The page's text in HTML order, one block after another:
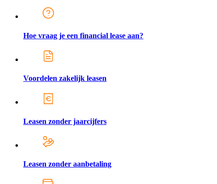
Hoe vraag je een financial lease aan?
Voordelen zakelijk leasen
Leasen zonder jaarcijfers
Leasen zonder aanbetaling